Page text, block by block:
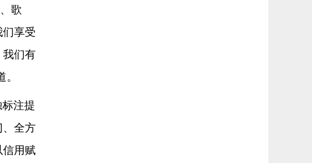
歌
享受
们有
注提
全方
用赋